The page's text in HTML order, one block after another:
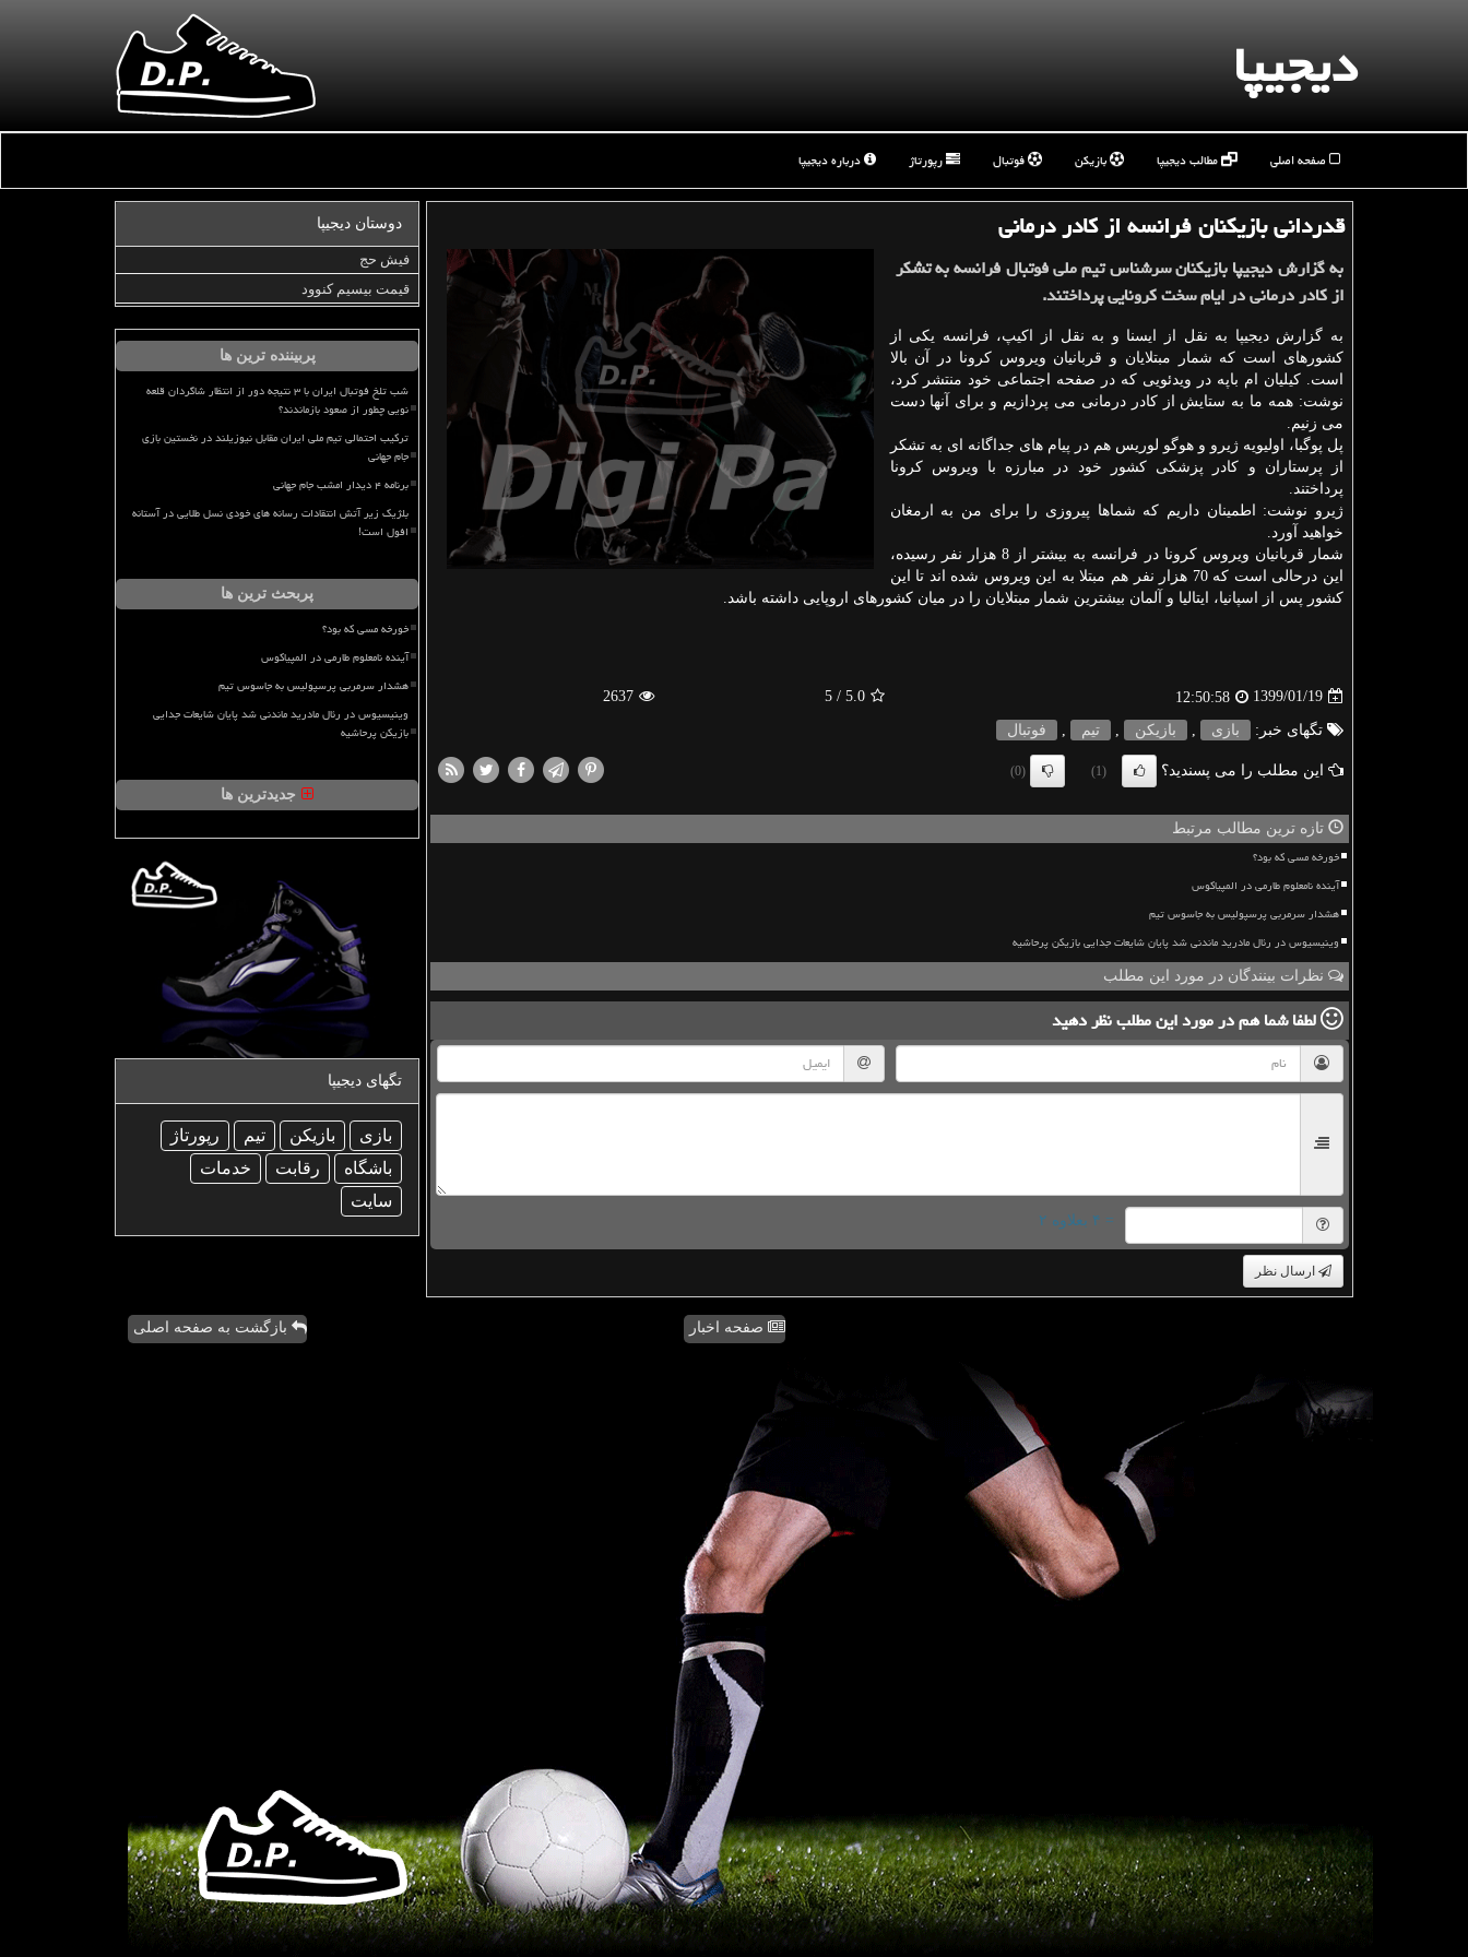
دیجیپا
صفحه اصلی مطالب دیجیپا بازیکن فوتبال رپورتاژ درباره دیجیپا
قدردانی بازیكنان فرانسه از كادر درمانی
به گزارش دیجیپا بازیكنان سرشناس تیم ملی فوتبال فرانسه به تشكر
از كادر درمانی در ایام سخت كرونایی پرداختند.
به گزارش دیجیپا به نقل از ایسنا و به نقل از اكیپ، فرانسه یكی از
كشورهای است كه شمار مبتلایان و قربانیان ویروس كرونا در آن بالا
است. كیلیان ام باپه در ویدئویی كه در صفحه اجتماعی خود منتشر كرد،
نوشت: همه ما به ستایش از كادر درمانی می پردازیم و برای آنها دست
می زنیم.
پل پوگبا، اولیویه ژیرو و هوگو لوریس هم در پیام های جداگانه ای به تشكر
از پرستاران و كادر پزشكی كشور خود در مبارزه با ویروس كرونا
پرداختند.
ژیرو نوشت: اطمینان داریم كه شماها پیروزی را برای من به ارمغان
خواهید آورد.
شمار قربانیان ویروس كرونا در فرانسه به بیشتر از 8 هزار نفر رسیده،
این درحالی است كه 70 هزار نفر هم مبتلا به این ویروس شده اند تا این
كشور پس از اسپانیا، ایتالیا و آلمان بیشترین شمار مبتلایان را در میان كشورهای اروپایی داشته باشد.
1399/01/19
12:50:58
5.0
/ 5
2637
تگهای خبر: بازی بازیكن تیم فوتبال
این مطلب را می پسندید؟ (1)
(0)
تازه ترین مطالب مرتبط
خورخه مسی که بود؟
آینده نامعلوم طارمی در المپیاکوس
هشدار سرمربی پرسپولیس به جاسوس تیم
وینیسیوس در رئال مادرید ماندنی شد پایان شایعات جدایی بازیکن پرحاشیه
نظرات بینندگان در مورد این مطلب
لطفا شما همدر مورد این مطلبنظر دهید
= ۴ بعلاوه ۲
ارسال نظر
دوستان دیجیپا
فیش حج
قیمت بیسیم کنوود
پربیننده ترین ها
شب تلخ فوتبال ایران با ۳ نتیجه دور از انتظار شاگردان قلعه
نویی چطور از صعود بازماندند؟
ترکیب احتمالی تیم ملی ایران مقابل نیوزیلند در نخستین بازی
جام جهانی
برنامه ۴ دیدار امشب جام جهانی
بلژیک زیر آتش انتقادات رسانه های خودی نسل طلایی در آستانه
افول است!
پربحث ترین ها
خورخه مسی که بود؟
آینده نامعلوم طارمی در المپیاکوس
هشدار سرمربی پرسپولیس به جاسوس تیم
وینیسیوس در رئال مادرید ماندنی شد پایان شایعات جدایی
بازیکن پرحاشیه
جدیدترین ها
تگهای دیجیپا
بازی بازیكن تیم
رپورتاژ
باشگاه
رقابت
خدمات
سایت
صفحه اخبار بازگشت به صفحه اصلی